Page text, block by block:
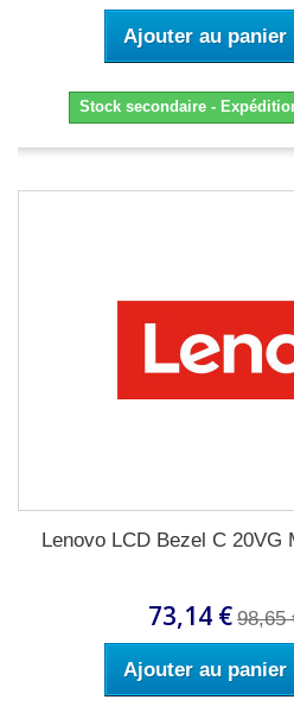
Ajouter au panier
Stock secondaire -
Lenovo LCD Bezel C 20VG
73,14 € 98,65
Ajouter au panier